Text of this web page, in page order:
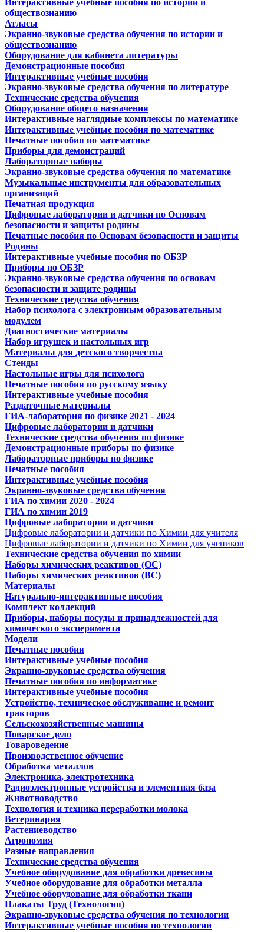
Интерактивные учебные пособия по истории и
обществознанию
Атласы
Экранно-звуковые средства обучения по истории и
обществознанию
Оборудование для кабинета литературы
Демонстрационные пособия
Интерактивные учебные пособия
Экранно-звуковые средства обучения по литературе
Технические средства обучения
Оборудование общего назначения
Интерактивные наглядные комплексы по математике
Интерактивные учебные пособия по математике
Печатные пособия по математике
Приборы для демонстраций
Лабораторные наборы
Экранно-звуковые средства обучения по математике
Музыкальные инструменты для образовательных
организаций
Печатная продукция
Цифровые лаборатории и датчики по Основам
безопасности и защиты родины
Печатные пособия по Основам безопасности и защиты
Родины
Интерактивные учебные пособия по ОБЗР
Приборы по ОБЗР
Экранно-звуковые средства обучения по основам
безопасности и защите родины
Технические средства обучения
Набор психолога с электронным образовательным
модулем
Диагностические материалы
Набор игрушек и настольных игр
Материалы для детского творчества
Стенды
Настольные игры для психолога
Печатные пособия по русскому языку
Интерактивные учебные пособия
Раздаточные материалы
ГИА-лаборатория по физике 2021 - 2024
Цифровые лаборатории и датчики
Технические средства обучения по физике
Демонстрационные приборы по физике
Лабораторные приборы по физике
Печатные пособия
Интерактивные учебные пособия
Экранно-звуковые средства обучения
ГИА по химии 2020 - 2024
ГИА по химии 2019
Цифровые лаборатории и датчики
Цифровые лаборатории и датчики по Химии для учителя
Цифровые лаборатории и датчики по Химии для учеников
Технические средства обучения по химии
Наборы химических реактивов (ОС)
Наборы химических реактивов (ВС)
Материалы
Натурально-интерактивные пособия
Комплект коллекций
Приборы, наборы посуды и принадлежностей для
химического эксперимента
Модели
Печатные пособия
Интерактивные учебные пособия
Экранно-звуковые средства обучения
Печатные пособия по информатике
Интерактивные учебные пособия
Устройство, техническое обслуживание и ремонт
тракторов
Сельскохозяйственные машины
Поварское дело
Товароведение
Производственное обучение
Обработка металлов
Электроника, электротехника
Радиоэлектронные устройства и элементная база
Животноводство
Технология и техника переработки молока
Ветеринария
Растениеводство
Агрономия
Разные направления
Технические средства обучения
Учебное оборудование для обработки древесины
Учебное оборудование для обработки металла
Учебное оборудование для обработки ткани
Плакаты Труд (Технология)
Экранно-звуковые средства обучения по технологии
Интерактивные учебные пособия по технологии